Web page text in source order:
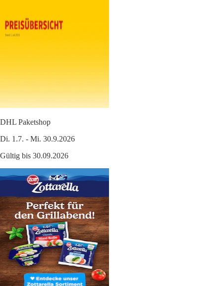
DHL Paketshop
Di. 1.7. - Mi. 30.9.2026
Gültig bis 30.09.2026